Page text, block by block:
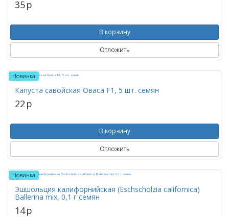
35p
В корзину
Отложить
Новинка
Капуста савойская Оваса F1, 5 шт. семян
22 p
В корзину
Отложить
Новинка
Эшшольция калифорнийская (Eschscholzia californica)
Ballerina mix, 0,1 г семян
14p